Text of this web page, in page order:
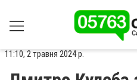
11:10, 2 травня 2024 р.